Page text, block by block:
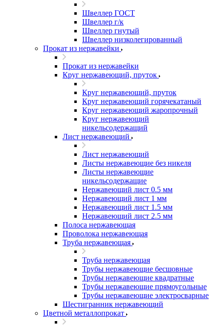
Швеллер ГОСТ
Швеллер г/к
Швеллер гнутый
Швеллер низколегированный
Прокат из нержавейки
Прокат из нержавейки
Круг нержавеющий, пруток
Круг нержавеющий, пруток
Круг нержавеющий горячекатаный
Круг нержавеющий жаропрочный
Круг нержавеющий
никельсодержащий
Лист нержавеющий
Лист нержавеющий
Листы нержавеющие без никеля
Листы нержавеющие
никельсодержащие
Нержавеющий лист 0.5 мм
Нержавеющий лист 1 мм
Нержавеющий лист 1.5 мм
Нержавеющий лист 2.5 мм
Полоса нержавеющая
Проволока нержавеющая
Труба нержавеющая
Труба нержавеющая
Трубы нержавеющие бесшовные
Трубы нержавеющие квадратные
Трубы нержавеющие прямоугольные
Трубы нержавеющие электросварные
Шестигранник нержавеющий
Цветной металлопрокат